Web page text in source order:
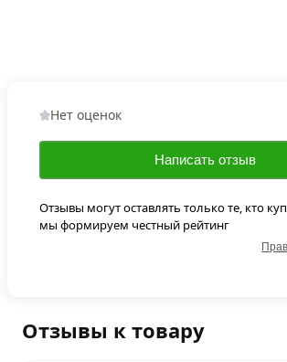
Отзывы к товару
Нет оценок
Написать отзыв
Отзывы могут оставлять только те, кто
мы формируем честный рейтинг